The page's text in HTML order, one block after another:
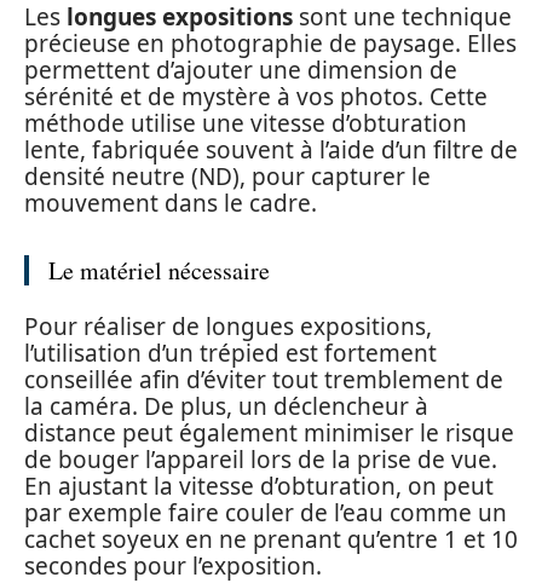
Les longues expositions sont une technique
précieuse en photographie de paysage. Elles
permettent d’ajouter une dimension de
sérénité et de mystère à vos photos. Cette
méthode utilise une vitesse d’obturation
lente, fabriquée souvent à l’aide d’un filtre de
densité neutre (ND), pour capturer le
mouvement dans le cadre.
Le matériel nécessaire
Pour réaliser de longues expositions,
l’utilisation d’un trépied est fortement
conseillée afin d’éviter tout tremblement de
la caméra. De plus, un déclencheur à
distance peut également minimiser le risque
de bouger l’appareil lors de la prise de vue.
En ajustant la vitesse d’obturation, on peut
par exemple faire couler de l’eau comme un
cachet soyeux en ne prenant qu’entre 1 et 10
secondes pour l’exposition.